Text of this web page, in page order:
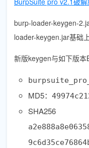
burp-loader-keygen-
loader-keygen.jar基础
新版keygen与如下版本
MD5：